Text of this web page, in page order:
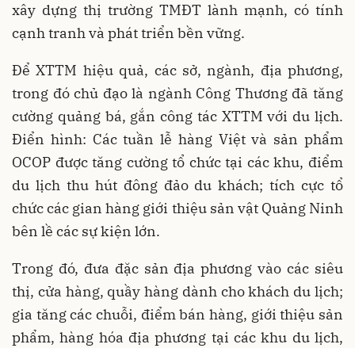
xây dựng thị trường TMĐT lành mạnh, có tính
cạnh tranh và phát triển bền vững.
Để XTTM hiệu quả, các sở, ngành, địa phương,
trong đó chủ đạo là ngành Công Thương đã tăng
cường quảng bá, gắn công tác XTTM với du lịch.
Điển hình: Các tuần lễ hàng Việt và sản phẩm
OCOP được tăng cường tổ chức tại các khu, điểm
du lịch thu hút đông đảo du khách; tích cực tổ
chức các gian hàng giới thiệu sản vật Quảng Ninh
bên lề các sự kiện lớn.
Trong đó, đưa đặc sản địa phương vào các siêu
thị, cửa hàng, quầy hàng dành cho khách du lịch;
gia tăng các chuỗi, điểm bán hàng, giới thiệu sản
phẩm, hàng hóa địa phương tại các khu du lịch,